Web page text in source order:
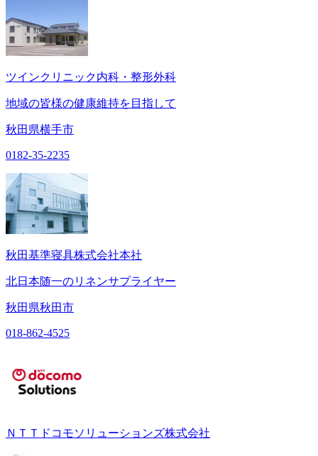
ツインクリニック内科・整形外科
地域の皆様の健康維持を目指して
秋田県横手市
0182-35-2235
秋田基準寝具株式会社本社
北日本随一のリネンサプライヤー
秋田県秋田市
018-862-4525
ＮＴＴドコモソリューションズ株式会社